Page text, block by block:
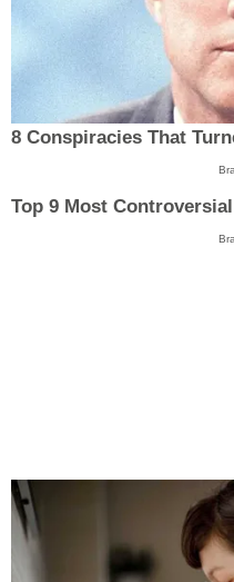
8 Conspiracies That
Top 9 Most